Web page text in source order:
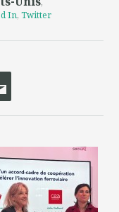
In,Twitter